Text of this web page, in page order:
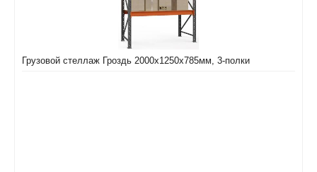
Грузовой стеллаж Гроздь 2000х1250х785мм, 3-полки